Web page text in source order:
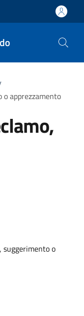
o apprezzamento
suggerimento o